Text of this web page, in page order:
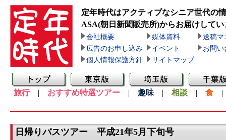
定年時代はアクティブなシニア世代の
ASA(朝日新聞販売所)からお届けしてい
会社概要 媒体資料
送稿マ
広告のお申し込み
イベント
お問い
個人情報保護方針
サイトマップ
旅行| おすすめ特選ツアー | 趣味 | 相談 | 食
日帰りバスツアー 平成21年5月下旬号